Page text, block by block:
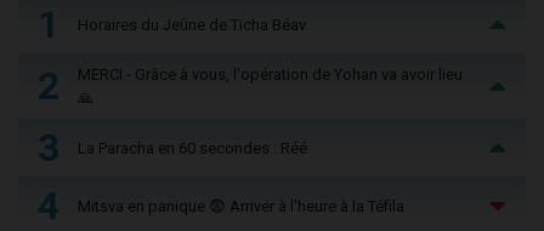
1 Horaires du Jeûne de Ticha Béav
2
MERCI - Grâce à vous, l'opération de Yohan va avoir lieu
🙏
3 La Paracha en 60 secondes : Réé
4 Mitsva en panique 😨 Arriver à l'heure à la Téfila